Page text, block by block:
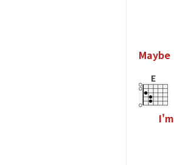
Maybe
E
I'm